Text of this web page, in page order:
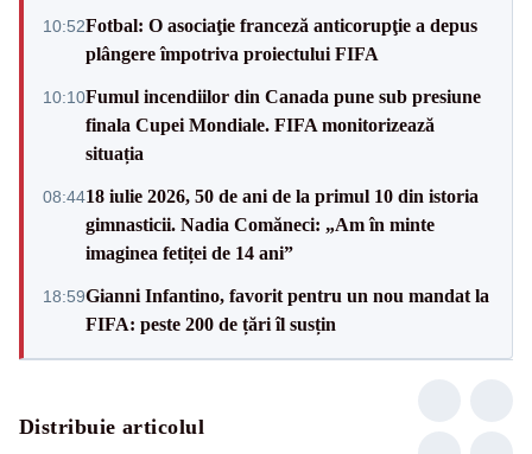
10:52Fotbal: O asociaţie franceză anticorupţie a depus
plângere împotriva proiectului FIFA
10:10Fumul incendiilor din Canada pune sub presiune
finala Cupei Mondiale. FIFA monitorizează
situația
08:4418 iulie 2026, 50 de ani de la primul 10 din istoria
gimnasticii. Nadia Comăneci: „Am în minte
imaginea fetiței de 14 ani”
18:59Gianni Infantino, favorit pentru un nou mandat la
FIFA: peste 200 de țări îl susțin
Distribuie articolul